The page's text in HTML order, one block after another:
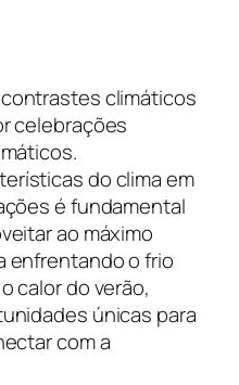
climáticos
celebrações
do clima em
é fundamental
ao máximo
enfrentando o frio
calor do verão,
únicas para
com a